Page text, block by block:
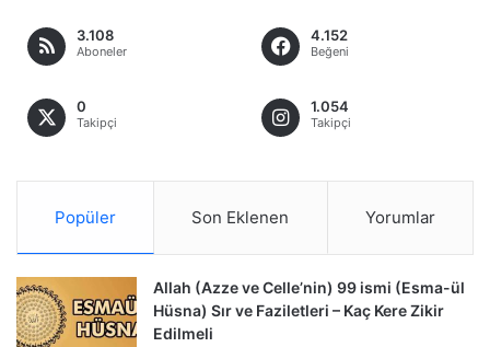
3.108
Aboneler
4.152
Beğeni
0
Takipçi
1.054
Takipçi
Popüler Son Eklenen Yorumlar
Allah (Azze ve Celle’nin) 99 ismi (Esma-ül
Hüsna) Sır ve Faziletleri – Kaç Kere Zikir
Edilmeli